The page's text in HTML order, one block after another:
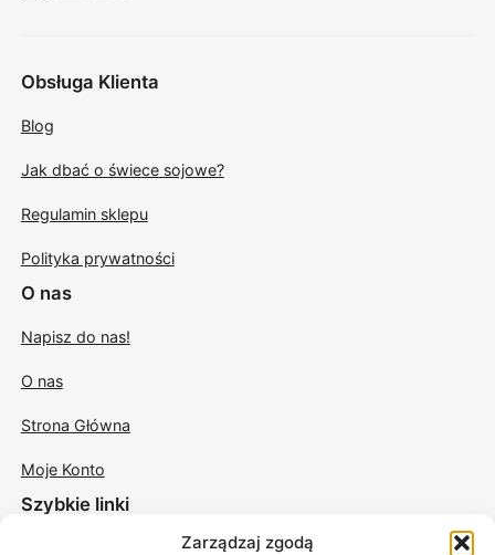
Zarządzaj zgodą
Obsługa Klienta
Blog
Jak dbać o świece sojowe?
Regulamin sklepu
Polityka prywatności
O nas
Napisz do nas!
O nas
Strona Główna
Moje Konto
Szybkie linki